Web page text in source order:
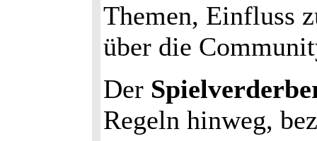
Themen, Einfluss
über die
Der
Regeln hinweg,